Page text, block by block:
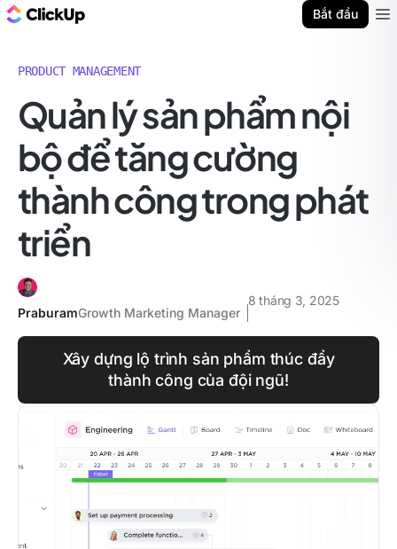
Bắt đầu
PRODUCT MANAGEMENT
Quản lý sản phẩm nội
bộ để tăng cường
thành công trong phát
triển
PraburamGrowth Marketing Manager
8 tháng 3, 2025
Xây dựng lộ trình sản phẩm thúc đẩy
thành công của đội ngũ!